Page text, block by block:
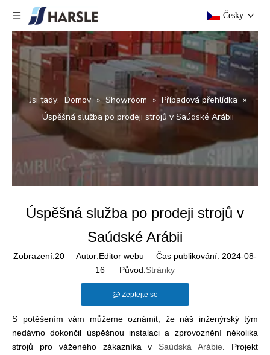
Česky
Jsi tady: Domov » Showroom » Případová přehlídka »
Úspěšná služba po prodeji strojů v Saúdské Arábii
Úspěšná služba po prodeji strojů v
Saúdské Arábii
Zobrazení:20 Autor:Editor webu Čas publikování: 2024-08-
16 Původ:Stránky
Zeptejte se
S potěšením vám můžeme oznámit, že náš inženýrský tým
nedávno dokončil úspěšnou instalaci a zprovoznění několika
strojů pro váženého zákazníka v Saúdská Arábie . Projekt